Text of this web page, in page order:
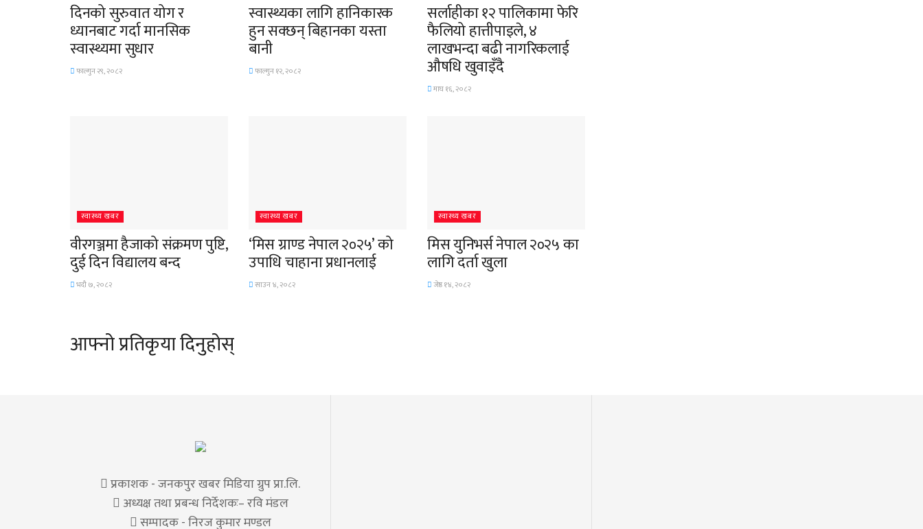
दिनको सुरुवात योग र
ध्यानबाट गर्दा मानसिक
स्वास्थ्यमा सुधार
फाल्गुन २९, २०८२
स्वास्थ्यका लागि हानिकारक
हुन सक्छन् बिहानका यस्ता
बानी
फाल्गुन १२, २०८२
सर्लाहीका १२ पालिकामा फेरि
फैलियो हात्तीपाइले, ४
लाखभन्दा बढी नागरिकलाई
औषधि खुवाइँदै
माघ १६, २०८२
स्वास्थ्य खबर
वीरगञ्जमा हैजाको संक्रमण पुष्टि,
दुई दिन विद्यालय बन्द
भदौ ७, २०८२
स्वास्थ्य खबर
‘मिस ग्राण्ड नेपाल २०२५’ को
उपाधि चाहाना प्रधानलाई
साउन ४, २०८२
स्वास्थ्य खबर
मिस युनिभर्स नेपाल २०२५ का
लागि दर्ता खुला
जेष्ठ १४, २०८२
आफ्नो प्रतिकृया दिनुहोस्
प्रकाशक - जनकपुर खबर मिडिया ग्रुप प्रा.लि.
अध्यक्ष तथा प्रबन्ध निर्देशकः– रवि मंडल
सम्पादक - निरज कुमार मण्डल